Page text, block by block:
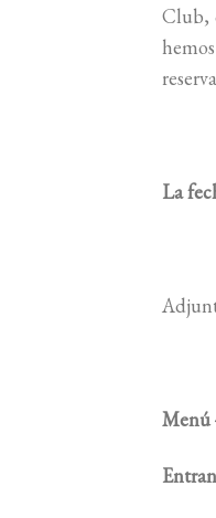
Club,
La
Menú